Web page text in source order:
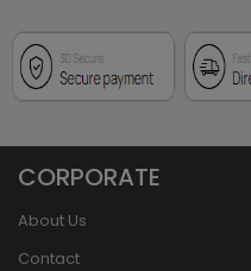
CORPORATE
About Us
Contact